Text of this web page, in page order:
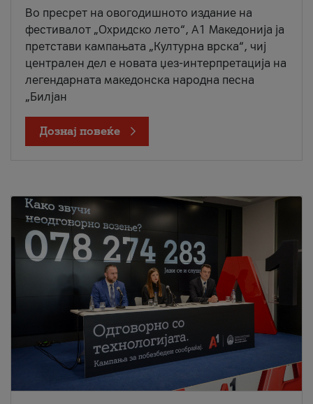
Во пресрет на овогодишното издание на
фестивалот „Охридско лето“, А1 Македонија ја
претстави кампањата „Културна врска“, чиј
централен дел е новата џез-интерпретација на
легендарната македонска народна песна
„Билјан
Дознај повеќе